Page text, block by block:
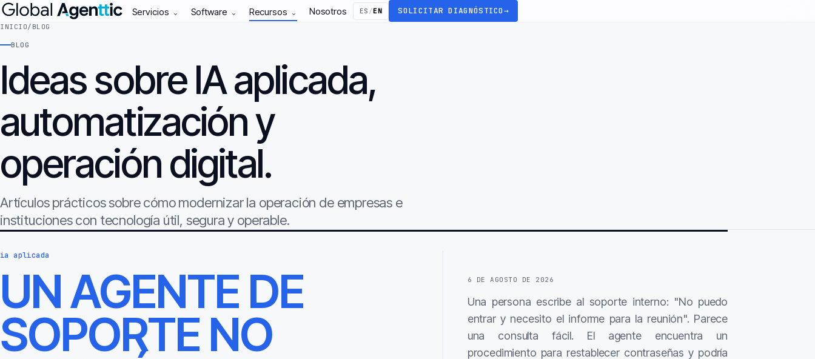
Servicios ⌄ Software ⌄ Recursos ⌄ Nosotros ES /EN SOLICITAR DIAGNÓSTICO→
INICIO/ BLOG
BLOG
Ideas sobre IA aplicada,
automatización y
operación digital.
Artículos prácticos sobre cómo modernizar la operación de empresas e
instituciones con tecnología útil, segura y operable.
ia aplicada
UN AGENTE DE
SOPORTE NO
6 DE AGOSTO DE 2026
Una persona escribe al soporte interno: "No puedo
entrar y necesito el informe para la reunión". Parece
una consulta fácil. El agente encuentra un
procedimiento para restablecer contraseñas y podría